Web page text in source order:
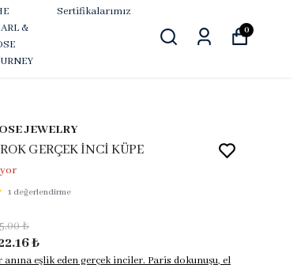
&
Sertifikalarımız
0
JEWELRY
GERÇEK İNCİ KÜPE
1 değerlendirme
₺
₺
eşlik eden gerçek inciler. Paris dokunuşu, el